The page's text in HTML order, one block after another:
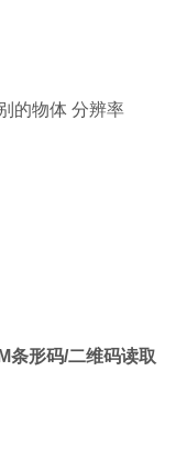
的物体 分辨率
条形码/二维码读取